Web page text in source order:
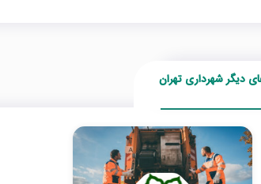
دیگر شهرداری تهران